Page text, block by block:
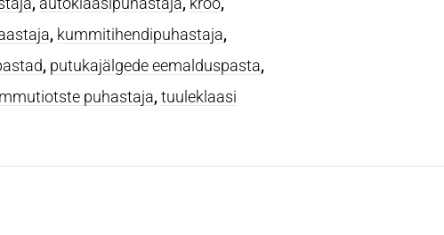
, kummitihendipuhastaja,
, putukajälgede eemalduspasta,
puhastaja, tuuleklaasi